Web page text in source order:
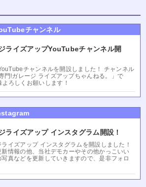
チャンネル
ライズアップYouTubeチャンネル開
チャンネルを開設しました！ チャンネル
門!ガレージ ライズアップちゃんねる。」で
ろしくお願いします！
ライズアップ インスタグラム開設！
ライズアップ インスタグラムを開設しました！
新情報の他、当社デモカーやその他かっこいい
真などを更新していきますので、是非フォロ